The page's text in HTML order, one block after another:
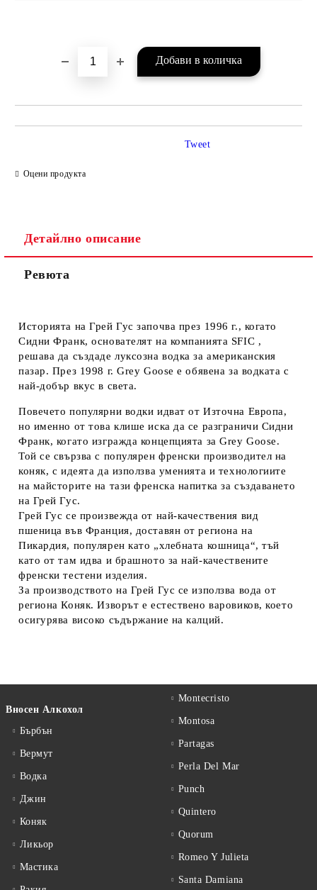
Оцени продукта
Tweet
Детайлно описание
Ревюта
Историята на Грей Гус започва през 1996 г., когато
Сидни Франк, основателят на компанията SFIC ,
решава да създаде луксозна водка за американския
пазар. През 1998 г. Grey Goose е обявена за водката с
най-добър вкус в света.
Повечето популярни водки идват от Източна Европа,
но именно от това клише иска да се разграничи Сидни
Франк, когато изгражда концепцията за Grey Goose.
Той се свързва с популярен френски производител на
коняк, с идеята да използва уменията и технологиите
на майсторите на тази френска напитка за създаването
на Грей Гус.
Грей Гус се произвежда от най-качествения вид
пшеница във Франция, доставян от региона на
Пикардия, популярен като „хлебната кошница“, тъй
като от там идва и брашното за най-качествените
френски тестени изделия.
За производството на Грей Гус се използва вода от
региона Коняк. Изворът е естествено варовиков, което
осигурява високо съдържание на калций.
Вносен Алкохол
Бърбън
Вермут
Водка
Джин
Коняк
Ликьор
Мастика
Montecristo
Montosa
Partagas
Perla Del Mar
Punch
Quintero
Quorum
Romeo Y Julieta
Santa Damiana